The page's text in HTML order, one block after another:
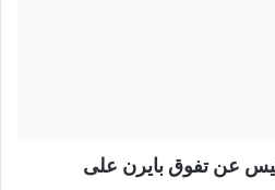
عن تفوق بايرن على